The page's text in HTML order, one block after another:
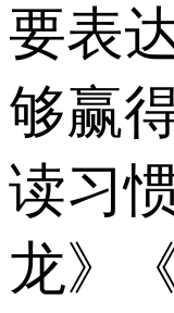
要表
够赢
读习
龙》